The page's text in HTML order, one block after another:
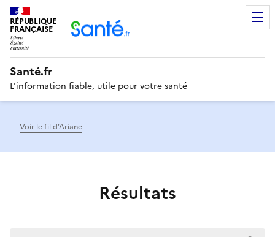
RÉPUBLIQUE
FRANÇAISE
Santé.fr
L'information fiable, utile pour votre santé
Voir le fil d’Ariane
Résultats